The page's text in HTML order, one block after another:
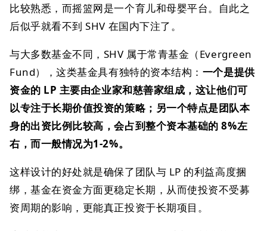
比较熟悉，而摇篮网是一个育儿和母婴平台。自此之
后似乎就看不到 SHV 在国内下注了。
与大多数基金不同，SHV 属于常青基金（Evergreen
Fund），这类基金具有独特的资本结构： 一个是提供
资金的 LP 主要由企业家和慈善家组成，这让他们可
以专注于长期价值投资的策略；另一个特点是团队本
身的出资比例比较高，会占到整个资本基础的 8%左
右，而一般情况为1-2%。
这样设计的好处就是确保了团队与 LP 的利益高度捆
绑，基金在资金方面更稳定长期，从而使投资不受募
资周期的影响，更能真正投资于长期项目。